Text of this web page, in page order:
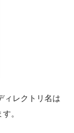
ィレクトリ名は
。